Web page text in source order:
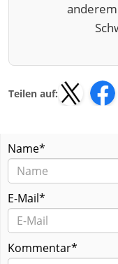
Teilen auf:
Name*
E-Mail*
Kommentar*